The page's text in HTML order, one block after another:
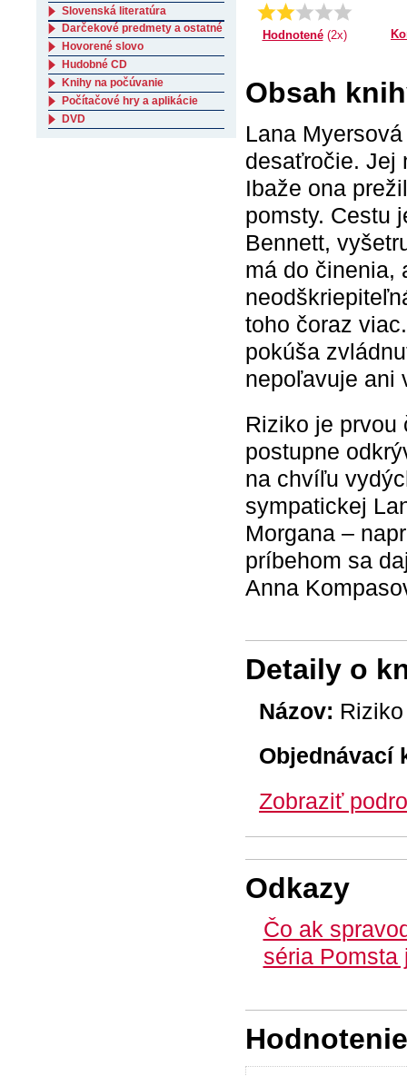
Priemer:
2.5
Hodnotené(2x)
Obsah
Lana
desaťročie. Jej
Ibaže ona
pomsty. Cestu
Bennett,
má do činenia,
toho čoraz
pokúša
nepoľavuje ani
Riziko je prvou
postupne
na chvíľu
sympatickej
Morgana –
príbehom sa
Anna
Detaily o
Názov: Riziko
Objednávací
Zobraziť
Odkazy
Čo ak
séria Pomsta
Slovenská literatúra
Darčekové predmety a ostatné
Hovorené slovo
Hudobné CD
Knihy na počúvanie
Počítačové hry a aplikácie
DVD